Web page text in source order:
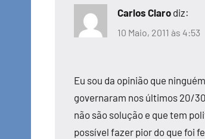
Carlos Claro diz:
10 Maio, 2011 às 4:53
Eu sou da opinião que
governaram nos últimos 20/
não são solução e que tem
possível fazer pior do que foi